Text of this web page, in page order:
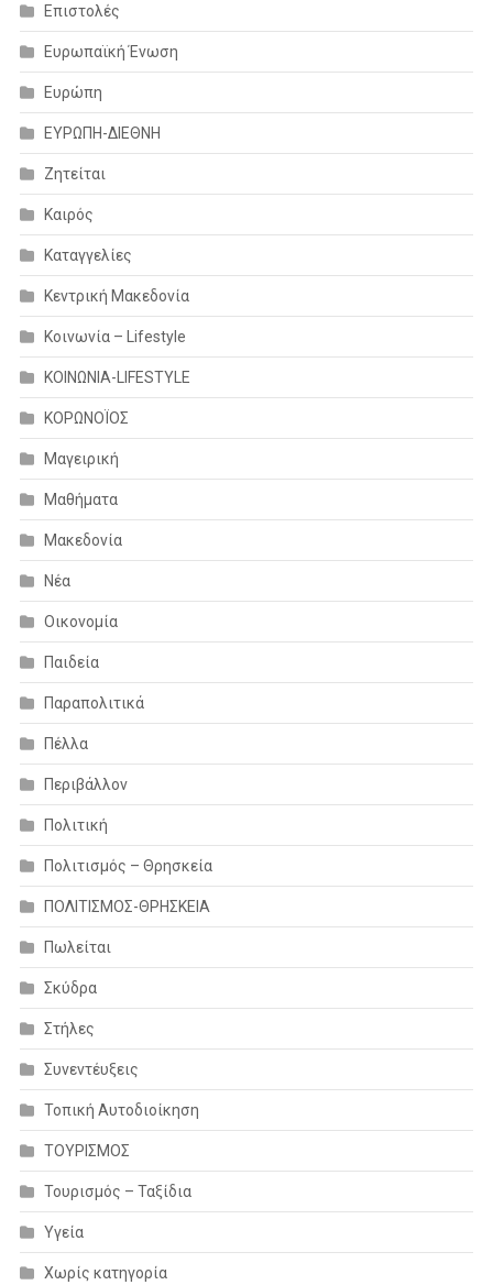
Επιστολές
Ευρωπαϊκή Ένωση
Ευρώπη
ΕΥΡΩΠΗ-ΔΙΕΘΝΗ
Ζητείται
Καιρός
Καταγγελίες
Κεντρική Μακεδονία
Κοινωνία – Lifestyle
ΚΟΙΝΩΝΙΑ-LIFESTYLE
ΚΟΡΩΝΟΪΟΣ
Μαγειρική
Μαθήματα
Μακεδονία
Νέα
Οικονομία
Παιδεία
Παραπολιτικά
Πέλλα
Περιβάλλον
Πολιτική
Πολιτισμός – Θρησκεία
ΠΟΛΙΤΙΣΜΟΣ-ΘΡΗΣΚΕΙΑ
Πωλείται
Σκύδρα
Στήλες
Συνεντέυξεις
Τοπική Αυτοδιοίκηση
ΤΟΥΡΙΣΜΟΣ
Τουρισμός – Ταξίδια
Υγεία
Χωρίς κατηγορία